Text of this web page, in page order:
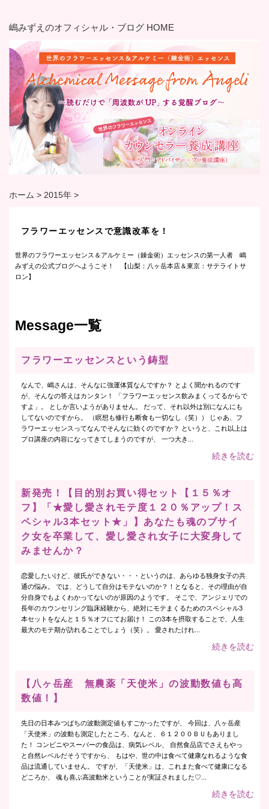
嶋みずえのオフィシャル・ブログ HOME
ホーム > 2015年 >
フラワーエッセンスで意識改革を！
世界のフラワーエッセンス＆アルケミー（錬金術）エッセンスの第一人者 嶋
みずえの公式ブログへようこそ！ 【山梨：八ヶ岳本店＆東京：サテライトサ
ロン】
Message一覧
フラワーエッセンスという鋳型
なんで、嶋さんは、そんなに強運体質なんですか？ とよく聞かれるのです
が、そんなの答えはカンタン！ 「フラワーエッセンス飲みまくってるからで
すよ」。 としか言いようがありません。 だって、それ以外は別になんにも
してないのですから。 （瞑想も修行も断食も一切なし（笑）） じゃあ、フ
ラワーエッセンスってなんでそんなに効くのですか？ というと、これ以上は
プロ講座の内容になってきてしまうのですが、 一つ大き...
続きを読む
新発売！【目的別お買い得セット【１５％オ
フ】「★愛し愛されモテ度１２０％アップ！ス
ペシャル3本セット★」】あなたも魂のブサイ
ク女を卒業して、愛し愛され女子に大変身して
みませんか？
恋愛したいけど、彼氏ができない・・・というのは、あらゆる独身女子の共
通の悩み。 では、どうして自分はモテないのか？！となると、その理由が自
分自身でもよくわかってないのが原因のようです。 そこで、アンジェリでの
長年のカウンセリング臨床経験から、絶対にモテまくるためのスペシャル3
本セットをなんと１５％オフにてお届け！ この3本を摂取することで、人生
最大のモテ期が訪れることでしょう（笑）。 愛されたけれ...
続きを読む
【八ヶ岳産 無農薬「天使米」の波動数値も高
数値！】
先日の日本みつばちの波動測定値もすごかったですが、 今回は、八ヶ岳産
「天使米」の波動も測定したところ、なんと、６１２００ＢＵもありまし
た！ コンビニやスーパーの食品は、病気レベル、 自然食品店でさえもやっ
と自然レベルだそうですから、 もはや、世の中は食べて健康なれるような食
品は流通していません。 ですが、「天使米」は、これまた食べて健康になる
どころか、 魂も喜ぶ高波動米ということが実証されました♡...
続きを読む